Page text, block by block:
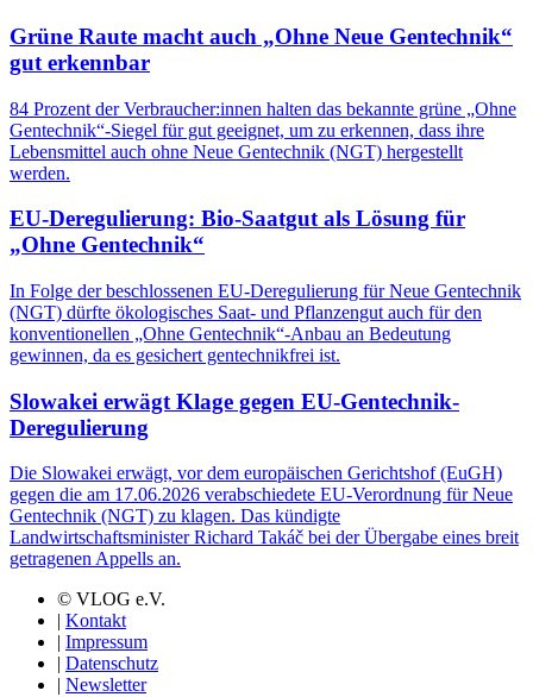
Grüne Raute macht auch „Ohne Neue Gentechnik“
gut erkennbar
84 Prozent der Verbraucher:innen halten das bekannte grüne „Ohne
Gentechnik“-Siegel für gut geeignet, um zu erkennen, dass ihre
Lebensmittel auch ohne Neue Gentechnik (NGT) hergestellt
werden.
EU-Deregulierung: Bio-Saatgut als Lösung für
„Ohne Gentechnik“
In Folge der beschlossenen EU-Deregulierung für Neue Gentechnik
(NGT) dürfte ökologisches Saat- und Pflanzengut auch für den
konventionellen „Ohne Gentechnik“-Anbau an Bedeutung
gewinnen, da es gesichert gentechnikfrei ist.
Slowakei erwägt Klage gegen EU-Gentechnik-
Deregulierung
Die Slowakei erwägt, vor dem europäischen Gerichtshof (EuGH)
gegen die am 17.06.2026 verabschiedete EU-Verordnung für Neue
Gentechnik (NGT) zu klagen. Das kündigte
Landwirtschaftsminister Richard Takáč bei der Übergabe eines breit
getragenen Appells an.
© VLOG e.V.
Kontakt
Impressum
Datenschutz
Newsletter